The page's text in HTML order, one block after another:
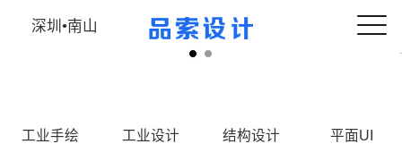
深圳•南山
工业手绘 工业设计 结构设计 平面UI